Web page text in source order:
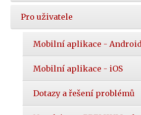
Pro uživatele
Mobilní aplikace -
Mobilní aplikace - iOS
Dotazy a řešení problémů